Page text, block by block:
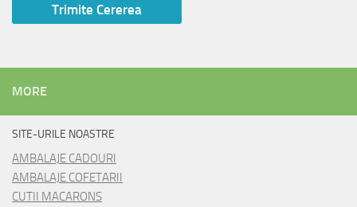
MORE
SITE-URILE NOASTRE
AMBALAJE CADOURI
AMBALAJE COFETARII
CUTII MACARONS